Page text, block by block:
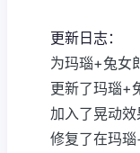
更新日志：
为玛瑙+兔女
更新了玛瑙+
加入了晃动效
修复了在玛